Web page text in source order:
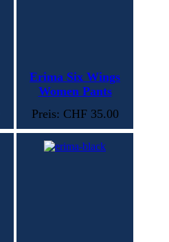
Erima Six Wings
Women Pants
Preis: CHF 35.00